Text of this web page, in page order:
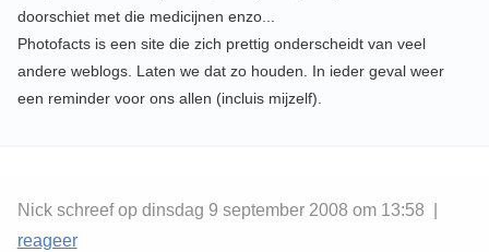
doorschiet met die medicijnen enzo...
Photofacts is een site die zich prettig onderscheidt van veel
andere weblogs. Laten we dat zo houden. In ieder geval weer
een reminder voor ons allen (incluis mijzelf).
Nick schreef op dinsdag 9 september 2008 om 13:58 |
reageer